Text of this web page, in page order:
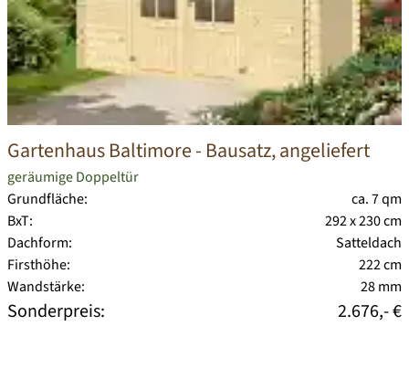
Gartenhaus Baltimore- Bausatz, angeliefert
geräumige Doppeltür
Grundfläche:
ca. 7 qm
BxT:
292 x 230 cm
Dachform:
Satteldach
Firsthöhe:
222 cm
Wandstärke:
28 mm
Sonderpreis: 2.676,- €